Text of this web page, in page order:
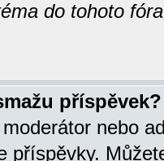
do tohoto
příspěvek?
nebo
příspěvky.